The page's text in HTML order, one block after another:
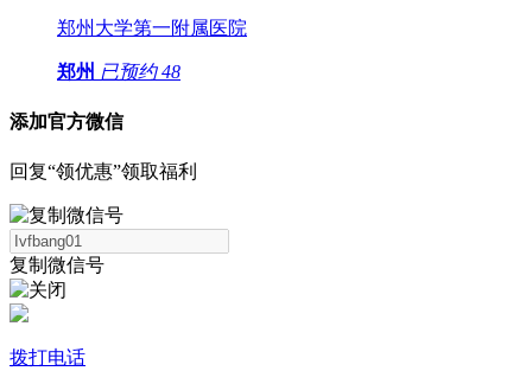
郑州大学第一附属医院
郑州 已预约 48
添加官方微信
回复“领优惠”领取福利
复制微信号
拨打电话